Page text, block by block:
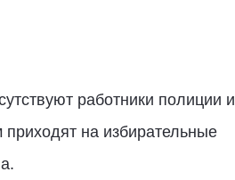
работники полиции и
на избирательные